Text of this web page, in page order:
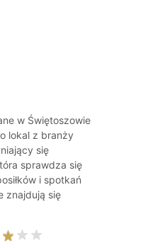
w Świętoszowie
lokal z branży
się
sprawdza się
i spotkań
znajdują się